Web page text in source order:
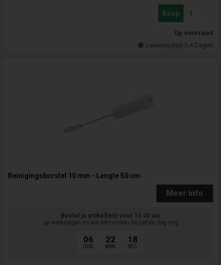
Koop
Op voorraad
Leveringstijd 3-4 Dagen
Reinigingsborstel 10 mm - Lengte 50 cm
Meer info
Bestel je artikel(en) voor 15.00 uur
op werkdagen en we verzenden dezelfde dag nog
06
UUR.
22
MIN.
17
SEC.